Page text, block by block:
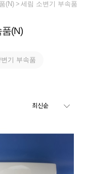
(N) 세림 소변기 부속품
(N)
기 부속품